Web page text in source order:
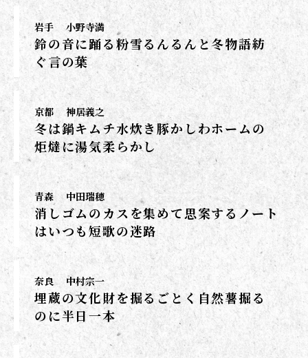
岩手 小野寺満
鈴の音に踊る粉雪るんるんと冬物語紡
ぐ言の葉
京都 神居義之
冬は鍋キムチ水炊き豚かしわホームの
炬燵に湯気柔らかし
青森 中田瑞穂
消しゴムのカスを集めて思案するノート
はいつも短歌の迷路
奈良 中村宗一
埋蔵の文化財を掘るごとく自然薯掘る
のに半日一本